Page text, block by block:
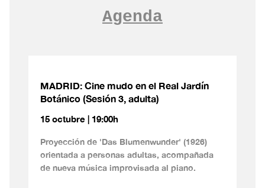
Agenda
MADRID: Cine mudo en el Real Jardín
Botánico (Sesión 3, adulta)
15 octubre | 19:00h
Proyección de 'Das Blumenwunder' (1926)
orientada a personas adultas, acompañada
de nueva música improvisada al piano.